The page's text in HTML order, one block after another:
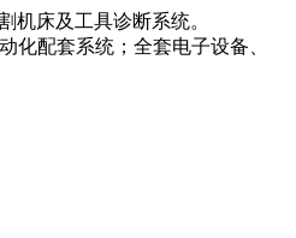
机床及工具诊断系统。
配套系统；全套电子设备、